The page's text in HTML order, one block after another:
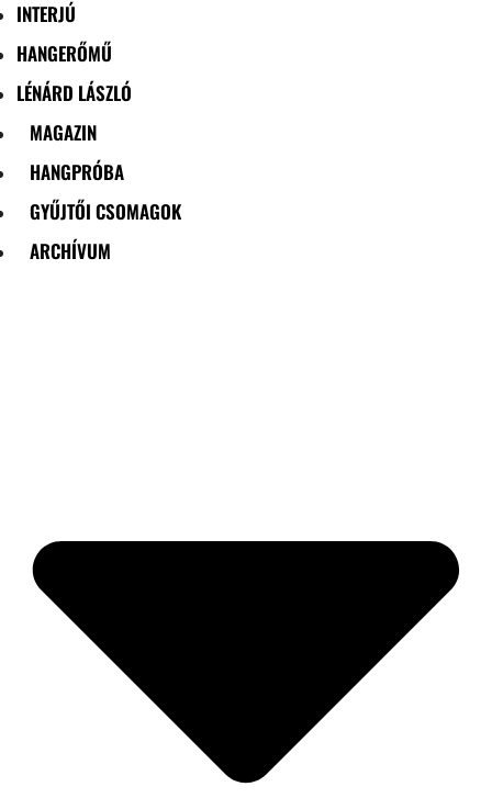
INTERJÚ
HANGERŐMŰ
LÉNÁRD LÁSZLÓ
MAGAZIN
HANGPRÓBA
GYŰJTŐI CSOMAGOK
ARCHÍVUM